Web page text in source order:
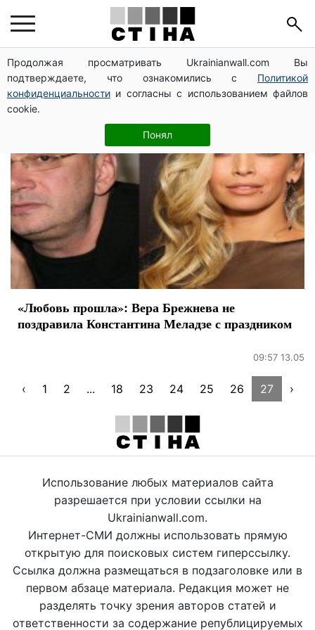
Продолжая просматривать Ukrainianwall.com Вы
подтверждаете, что ознакомились с Политикой
конфиденциальности и согласны с использованием файлов
cookie.
Понял
Вера Брежнева
«Любовь прошла»: Вера Брежнева не
поздравила Константина Меладзе с праздником
09:57 13.05
‹ 1 2 ... 18 23 24 25 26 27 ›
Использование любых материалов сайта
разрешается при условии ссылки на
Ukrainianwall.com.
Интернет-СМИ должны использовать прямую
открытую для поисковых систем гиперссылку.
Ссылка должна размещаться в подзаголовке или в
первом абзаце материала. Редакция может не
разделять точку зрения авторов статей и
ответственности за содержание републицируемых